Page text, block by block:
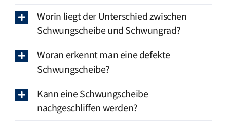
Worin liegt der Unterschied zwischen
Schwungscheibe und Schwungrad?
Woran erkennt man eine defekte
Schwungscheibe?
Kann eine Schwungscheibe
nachgeschliffen werden?